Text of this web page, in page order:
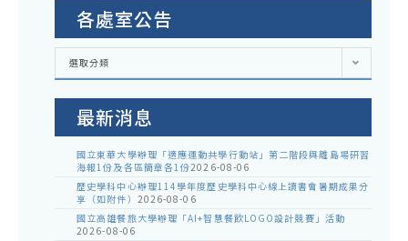
各處室公告
各
室
告
選取分類
最新消息
國立東華大學辦理「適應運動共學行動站」第二階段與離島場研習
海報1份及各區簡章各1份2026-08-06
歷史學科中心辦理114學年度歷史學科中心線上讀書會暑期成果分
享（如附件） 2026-08-06
國立高雄餐旅大學辦理「AI+智慧餐飲LOGO設計競賽」活動
2026-08-06